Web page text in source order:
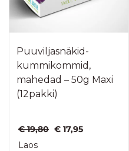
Puuviljasnäkid-
kummikommid,
mahedad – 50g Maxi
(12pakki)
€19,80 Algne
€ 17,95Praegune
Laos